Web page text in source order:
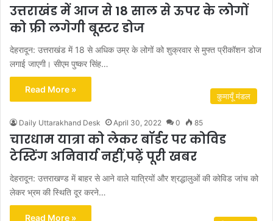
उत्तराखंड में आज से 18 साल से ऊपर के लोगों
को फ्री लगेगी बूस्टर डोज
देहरादून: उत्तराखंड में 18 से अधिक उम्र के लोगों को शुक्रवार से मुफ्त प्रीकॉशन डोज
लगाई जाएगी। सीएम पुष्कर सिंह…
Read More »
कुमायूँ मंडल
Daily Uttarakhand Desk April 30, 2022 0 85
चारधाम यात्रा को लेकर बॉर्डर पर कोविड
टेस्टिंग अनिवार्य नहीं,पढ़ें पूरी खबर
देहरादून: उत्तराखण्ड में बाहर से आने वाले यात्रियों और श्रद्धालुओं की कोविड जांच को
लेकर भ्रम की स्थिति दूर करने…
Read More »